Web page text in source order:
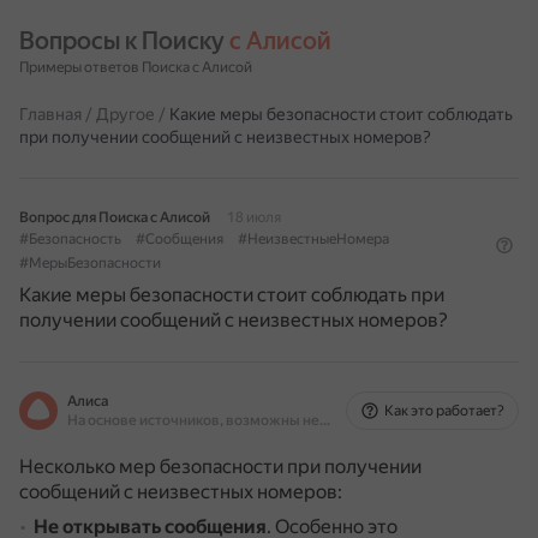
Вопросы к Поиску с Алисой
Примеры ответов Поиска с Алисой
Главная / Другое / Какие меры безопасности стоит соблюдать
при получении сообщений с неизвестных номеров?
Вопрос для Поиска с Алисой
18 июля
#Безопасность
#Сообщения
#НеизвестныеНомера
#МерыБезопасности
Какие меры безопасности стоит соблюдать при
получении сообщений с неизвестных номеров?
Алиса
На основе источников, возможны неточности
Как это работает?
Несколько мер безопасности при получении
сообщений с неизвестных номеров:
Не открывать сообщения. Особенно это